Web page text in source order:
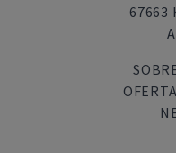
67663